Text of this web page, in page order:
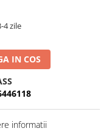
4 zile
IN COS
informatii